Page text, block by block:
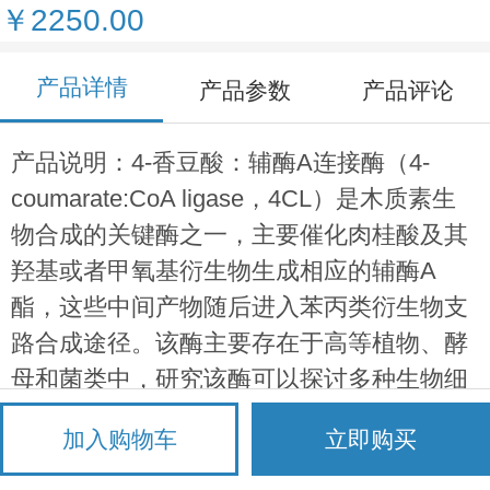
￥2250.00
产品详情 产品参数 产品评论
产品说明：4-香豆酸：辅酶A连接酶（4-
coumarate:CoA ligase，4CL）是木质素生
物合成的关键酶之一，主要催化肉桂酸及其
羟基或者甲氧基衍生物生成相应的辅酶A
酯，这些中间产物随后进入苯丙类衍生物支
路合成途径。该酶主要存在于高等植物、酵
母和菌类中，研究该酶可以探讨多种生物细
胞发育过程中木质素沉积的代谢机理，为减
少水果石细胞含量而提高其品质提供依据。
加入购物车 立即购买